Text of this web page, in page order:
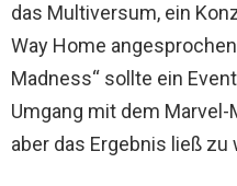
das Multiversum, ein
Way Home
Madness“ sollte ein
Umgang mit dem
aber das Ergebnis ließ